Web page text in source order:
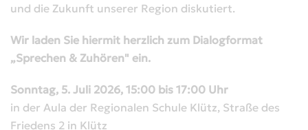
und die Zukunft unserer Region diskutiert.
Wir laden Sie hiermit herzlich zum Dialogformat
„Sprechen & Zuhören" ein.
Sonntag, 5. Juli 2026, 15:00 bis 17:00 Uhr
in der Aula der Regionalen Schule Klütz, Straße des
Friedens 2 in Klütz